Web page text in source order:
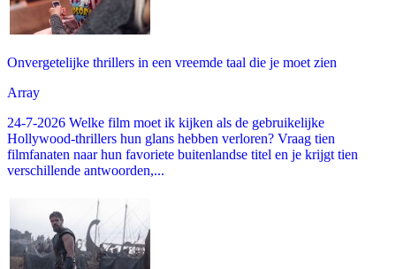
Onvergetelijke thrillers in een vreemde taal die je moet zien
Array
24-7-2026 Welke film moet ik kijken als de gebruikelijke
Hollywood-thrillers hun glans hebben verloren? Vraag tien
filmfanaten naar hun favoriete buitenlandse titel en je krijgt tien
verschillende antwoorden,...